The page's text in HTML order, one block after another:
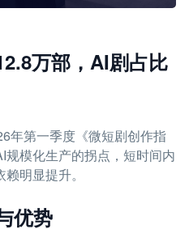
万部，AI剧占比
年第一季度《微短剧创作指
模化生产的拐点，短时间内
明显提升。
优势